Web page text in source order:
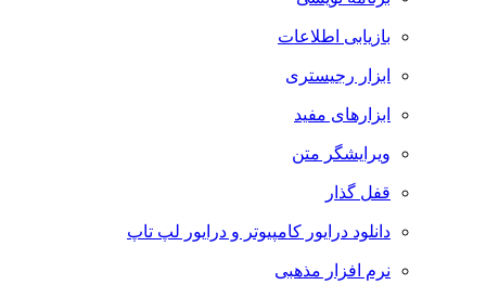
بازیابی اطلاعات
ابزار رجیستری
ابزارهای مفید
ویرایشگر متن
قفل گذار
دانلود درایور کامپیوتر و درایور لپ تاپ
نرم افزار مذهبی